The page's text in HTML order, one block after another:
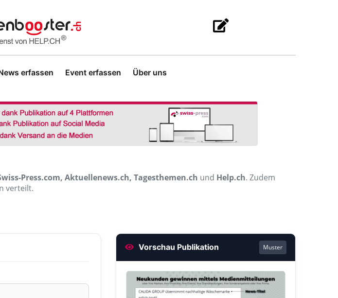
erfassen Event erfassen Über uns
Press.com, Aktuellenews.ch, Tagesthemen.ch und Help.ch. Zudem
verteilt.
Vorschau Publikation Muster